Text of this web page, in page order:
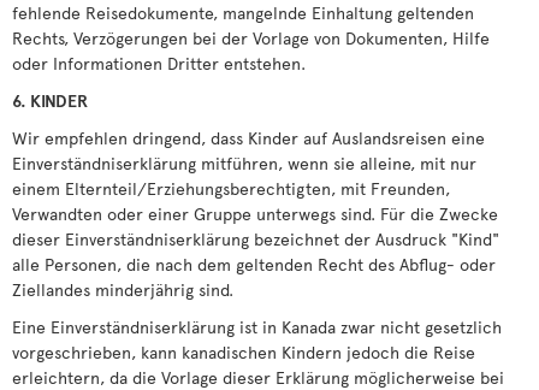
fehlende Reisedokumente, mangelnde Einhaltung geltenden
Rechts, Verzögerungen bei der Vorlage von Dokumenten, Hilfe
oder Informationen Dritter entstehen.
6. KINDER
Wir empfehlen dringend, dass Kinder auf Auslandsreisen eine
Einverständniserklärung mitführen, wenn sie alleine, mit nur
einem Elternteil/Erziehungsberechtigten, mit Freunden,
Verwandten oder einer Gruppe unterwegs sind. Für die Zwecke
dieser Einverständniserklärung bezeichnet der Ausdruck "Kind"
alle Personen, die nach dem geltenden Recht des Abflug- oder
Ziellandes minderjährig sind.
Eine Einverständniserklärung ist in Kanada zwar nicht gesetzlich
vorgeschrieben, kann kanadischen Kindern jedoch die Reise
erleichtern, da die Vorlage dieser Erklärung möglicherweise bei